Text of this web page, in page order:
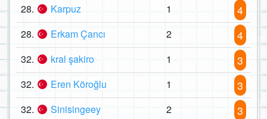
28. Karpuz 1 4
28. Erkam Çancı 2 4
32. kral şakiro 1 3
32. Eren Köroğlu 1 3
32. Sinisingeey 2 3